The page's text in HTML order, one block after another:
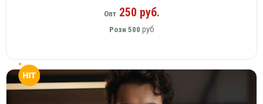
Опт250 руб.
Розн 500 руб